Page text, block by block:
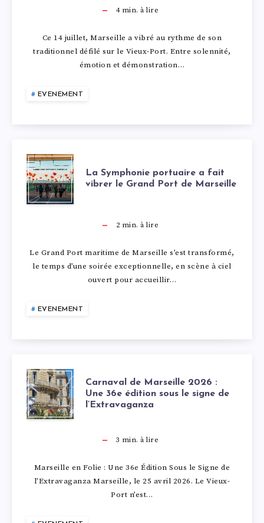
U
L
L
E
T
À
A
S
E
I
L
L
4min. à lire
Ce 14 juillet, Marseille a vibré au rythme de son
traditionnel défilé sur le Vieux-Port. Entre solennité,
émotion et démonstration…
EVENEMENT
L
A
Y
P
H
O
N
I
P
La Symphonie portuaire a fait
vibrer le Grand Port de Marseille
2 min. à lire
Le Grand Port maritime de Marseille s’est transformé,
le temps d’une soirée exceptionnelle, en scène à ciel
ouvert pour accueillir…
EVENEMENT
C
A
N
Carnaval de Marseille 2026 :
Une 36e édition sous le signe de
l’Extravaganza
3 min. à lire
Marseille en Folie : Une 36e Édition Sous le Signe de
l’Extravaganza Marseille, le 25 avril 2026. Le Vieux-
Port n’est…